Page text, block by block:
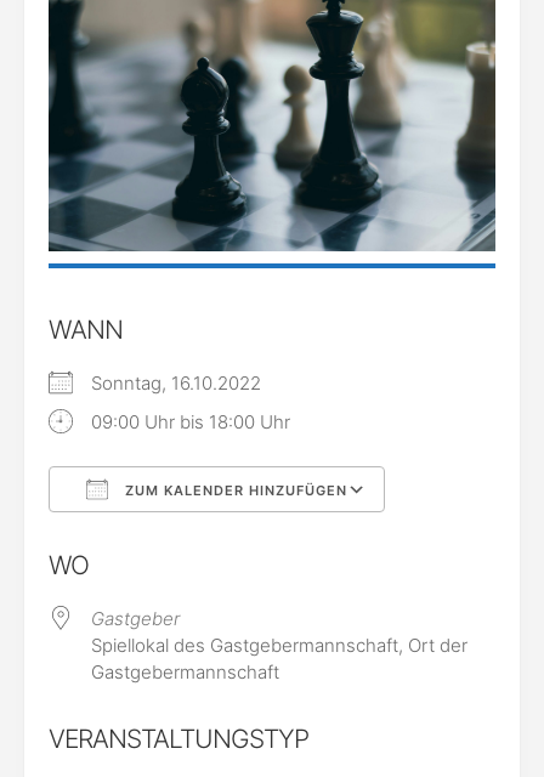
WANN
Sonntag, 16.10.2022
09:00 Uhr bis 18:00 Uhr
ZUM KALENDER HINZUFÜGEN
WO
Gastgeber
Spiellokal des Gastgebermannschaft, Ort der
Gastgebermannschaft
VERANSTALTUNGSTYP